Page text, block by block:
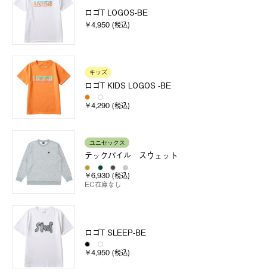
ロゴT LOGOS-BE
￥4,950 (税込)
キッズ
ロゴT KIDS LOGOS -BE
￥4,290 (税込)
ユニセックス
テックパイル スウェット
￥6,930 (税込)
EC在庫なし
ロゴT SLEEP-BE
￥4,950 (税込)